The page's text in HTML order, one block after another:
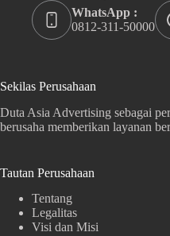
WhatsApp :
0812-311-50000
Sekilas Perusahaan
Duta Asia Advertising sebagai
berusaha memberikan layanan
Tautan Perusahaan
Tentang
Legalitas
Visi dan Misi